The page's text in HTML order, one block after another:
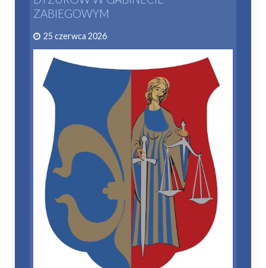
ZABIEGOWYM
25 czerwca 2026